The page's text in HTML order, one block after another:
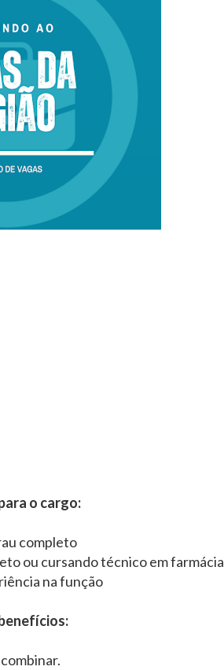
o cargo:
completo
ou cursando técnico em farmácia
na função